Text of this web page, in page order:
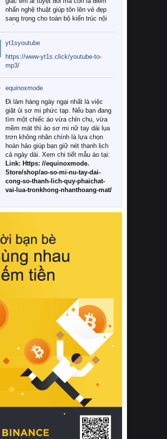
nhấn nghệ thuật giúp tôn lên vẻ đẹp
sang trọng cho toàn bộ kiến trúc nội
Tuy nhiên, giữa thị trường đa dạng
với vô vàn thương hiệu và mẫu mã
như hiện nay, làm thế nào để chọn
được những bộ chăn ga gối đệm cao
cấp thực sự chất lượng, phù hợp với
khí hậu và nhu cầu sử dụng của gia
đình? Hãy cùng chúng tôi đi tìm lời
giải đáp chi tiết qua bài viết dưới đây.
1. Tại sao các gia đình hiện đại lại ưa
chuộng chăn ga gối đệm cao cấp?
Khác với các dòng sản phẩm thông
thường, những bộ chăn ga gối đệm
cao cấp trải qua quy trình sản xuất
nghiêm ngặt từ khâu chọn lọc nguyên
liệu tự nhiên đến công nghệ dệt
nhuộm hiện đại không chứa hóa chất
này, bạn sẽ cảm nhận rõ rệt sự khác
hồi chuẩn xác của phần đệm nâng đỡ
cột sống.
Bên cạnh đó, việc lựa chọn các dòng
sản phẩm đạt chuẩn chất lượng quốc
tế còn giúp ngăn ngừa tình trạng kích
khuẩn và nấm mốc trong điều kiện
thời tiết nóng ẩm. Bạn có thể tìm hiểu
thêm các nghiên cứu khoa học về tác
động của giấc ngủ và môi trường
phòng ngủ đối với sức khỏe con
người tại Sleep Foundation (External
Link) để có cái nhìn toàn diện hơn.
2. Các tiêu chí vàng khi lựa chọn
chăn ga gối đệm cao cấp cho phòng
ngủ
Để sở hữu một bộ chăn ga gối đệm
cao cấp hoàn hảo cả về thẩm mỹ lẫn
công năng, người tiêu dùng cần cân
nhắc kỹ lưỡng các tiêu chí quan trọng
yt1syoutube
https://www-yt1s.click/youtube-to-
mp3/
equinoxmode
Đi làm hàng ngày ngại nhất là việc
giặt ủi sơ mi phức tạp. Nếu bạn đang
tìm một chiếc áo vừa chỉn chu, vừa
mềm mát thì áo sơ mi nữ tay dài lụa
trơn không nhăn chính là lựa chọn
hoàn hảo giúp bạn giữ nét thanh lịch
cả ngày dài. Xem chi tiết mẫu áo tại:
Link: Https: //equinoxmode.
Store/shop/ao-so-mi-nu-tay-dai-
cong-so-thanh-lich-quy-phaichat-
vai-lua-tronkhong-nhanthoang-mat/